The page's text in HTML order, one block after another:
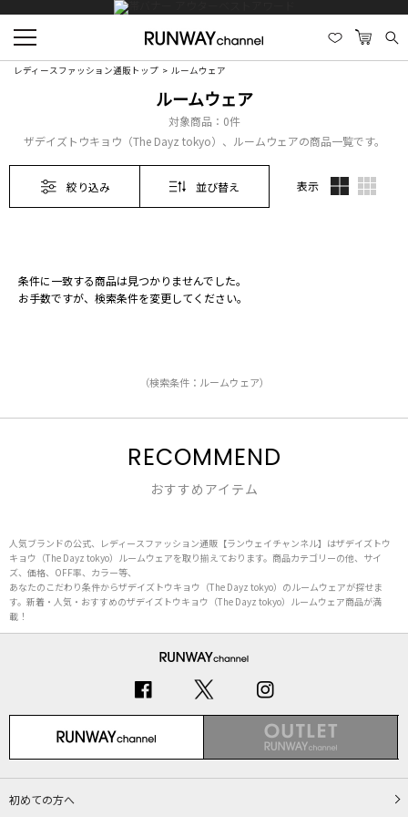
レディースファッション通販トップ ルームウェア
ルームウェア
対象商品： 0件
ザデイズトウキョウ（The Dayz tokyo）、ルームウェアの商品一覧です。
絞り込み 並び替え 表示
条件に一致する商品は見つかりませんでした。
お手数ですが、検索条件を変更してください。
（検索条件：ルームウェア）
RECOMMEND
おすすめアイテム
人気ブランドの公式、レディースファッション通販【ランウェイチャンネル】はザデイズトウ
キョウ（The Dayz tokyo）ルームウェアを取り揃えております。商品カテゴリーの他、サイ
ズ、価格、OFF率、カラー等、
あなたのこだわり条件からザデイズトウキョウ（The Dayz tokyo）のルームウェアが探せま
す。新着・人気・おすすめのザデイズトウキョウ（The Dayz tokyo）ルームウェア商品が満
載！
初めての方へ